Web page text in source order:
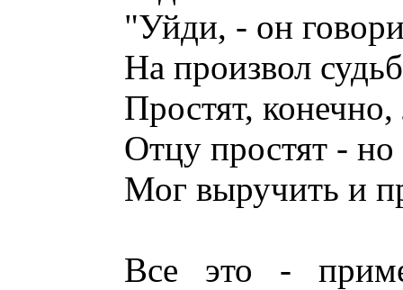
"Уйди, - он
На произвол
Простят,
Отцу простят -
Мог выручить и
Все это -